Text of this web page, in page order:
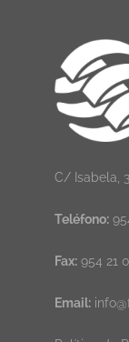
C/ Isabela,
Teléfono:
Fax:954 21
Email: